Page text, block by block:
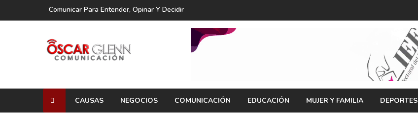
Comunicar Para Entender, Opinar Y Decidir
CAUSAS NEGOCIOS COMUNICACIÓN EDUCACIÓN MUJER Y FAMILIA DEPORTES